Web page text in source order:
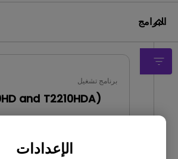
الإعدادات
البرامج
برنامج تشغيل
and T2210HDA)